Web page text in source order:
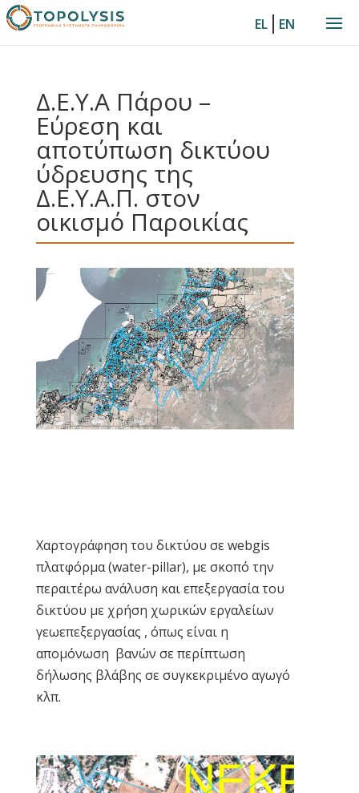
EL | EN
Δ.Ε.Υ.Α Πάρου –
Εύρεση και
αποτύπωση δικτύου
ύδρευσης της
Δ.Ε.Υ.Α.Π. στον
οικισμό Παροικίας
Χαρτογράφηση του δικτύου σε webgis
πλατφόρμα (water-pillar), με σκοπό την
περαιτέρω ανάλυση και επεξεργασία του
δικτύου με χρήση χωρικών εργαλείων
γεωεπεξεργασίας , όπως είναι η
απομόνωση βανών σε περίπτωση
δήλωσης βλάβης σε συγκεκριμένο αγωγό
κλπ.